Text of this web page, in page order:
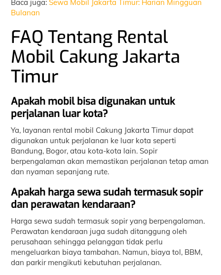
Baca juga:Sewa Mobil Jakarta Timur: Harian Mingguan
Bulanan
FAQ Tentang Rental
Mobil Cakung Jakarta
Timur
Apakah mobil bisa digunakan untuk
perjalanan luar kota?
Ya, layanan rental mobil Cakung Jakarta Timur dapat
digunakan untuk perjalanan ke luar kota seperti
Bandung, Bogor, atau kota-kota lain. Sopir
berpengalaman akan memastikan perjalanan tetap aman
dan nyaman sepanjang rute.
Apakah harga sewa sudah termasuk sopir
dan perawatan kendaraan?
Harga sewa sudah termasuk sopir yang berpengalaman.
Perawatan kendaraan juga sudah ditanggung oleh
perusahaan sehingga pelanggan tidak perlu
mengeluarkan biaya tambahan. Namun, biaya tol, BBM,
dan parkir mengikuti kebutuhan perjalanan.